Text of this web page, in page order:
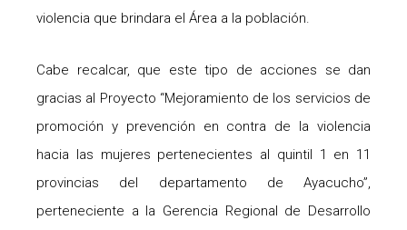
violencia que brindara el Área a la población.
Cabe recalcar, que este tipo de acciones se dan
gracias al Proyecto “Mejoramiento de los servicios de
promoción y prevención en contra de la violencia
hacia las mujeres pertenecientes al quintil 1 en 11
provincias del departamento de Ayacucho”,
perteneciente a la Gerencia Regional de Desarrollo